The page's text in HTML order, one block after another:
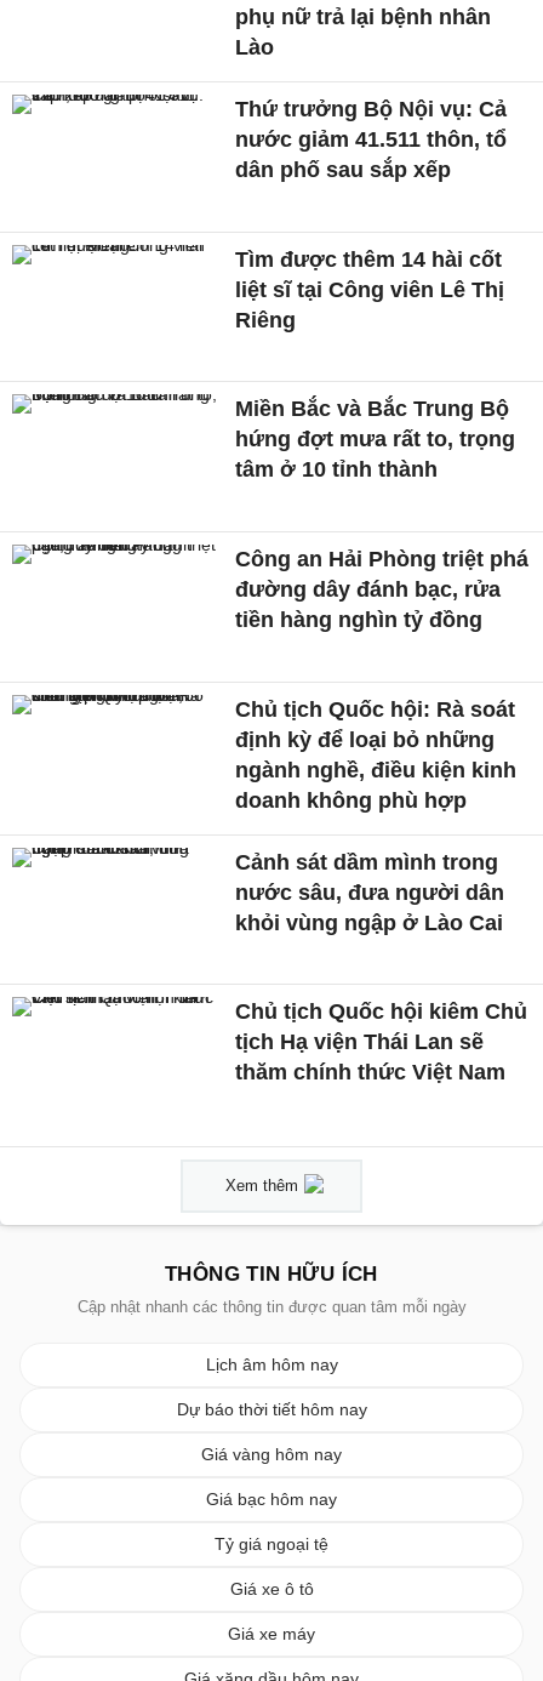
phụ nữ trả lại bệnh nhân
Lào
Thứ trưởng Bộ Nội vụ: Cả
nước giảm 41.511 thôn, tổ
dân phố sau sắp xếp
Tìm được thêm 14 hài cốt
liệt sĩ tại Công viên Lê Thị
Riêng
Miền Bắc và Bắc Trung Bộ
hứng đợt mưa rất to, trọng
tâm ở 10 tỉnh thành
Công an Hải Phòng triệt phá
đường dây đánh bạc, rửa
tiền hàng nghìn tỷ đồng
Chủ tịch Quốc hội: Rà soát
định kỳ để loại bỏ những
ngành nghề, điều kiện kinh
doanh không phù hợp
Cảnh sát dầm mình trong
nước sâu, đưa người dân
khỏi vùng ngập ở Lào Cai
Chủ tịch Quốc hội kiêm Chủ
tịch Hạ viện Thái Lan sẽ
thăm chính thức Việt Nam
Xem thêm
THÔNG TIN HỮU ÍCH
Cập nhật nhanh các thông tin được quan tâm mỗi ngày
Lịch âm hôm nay
Dự báo thời tiết hôm nay
Giá vàng hôm nay
Giá bạc hôm nay
Tỷ giá ngoại tệ
Giá xe ô tô
Giá xe máy